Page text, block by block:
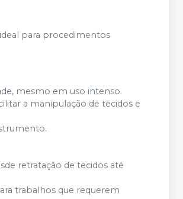
para procedimentos
mesmo em uso intenso.
a manipulação de tecidos e
retratação de tecidos até
trabalhos que requerem